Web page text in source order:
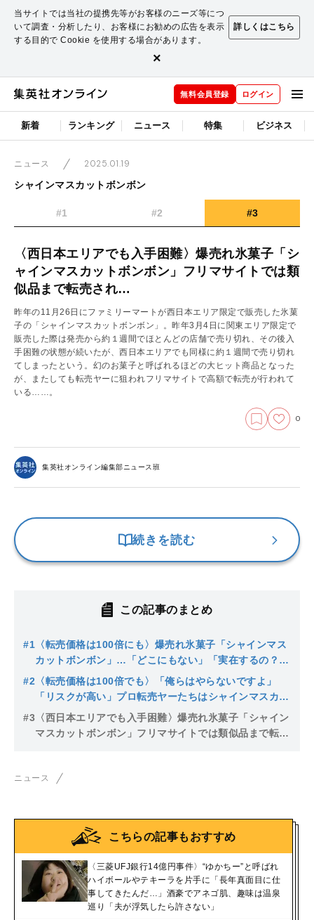
当サイトでは当社の提携先等がお客様のニーズ等につ
いて調査・分析したり、お客様にお勧めの広告を表示
する目的で Cookie を使用する場合があります。
詳しくはこちら
×
無料会員登録 ログイン
新着 ランキング ニュース 特集 ビジネス
ニュース
2025.01.19
シャインマスカットボンボン
#1 #2 #3
〈西日本エリアでも入手困難〉爆売れ氷菓子「シ
ャインマスカットボンボン」フリマサイトでは類
似品まで転売され…
昨年の11月26日にファミリーマートが西日本エリア限定で販売した氷菓
子の「シャインマスカットボンボン」。昨年3月4日に関東エリア限定で
販売した際は発売から約１週間でほとんどの店舗で売り切れ、その後入
手困難の状態が続いたが、西日本エリアでも同様に約１週間で売り切れ
てしまったという。幻のお菓子と呼ばれるほどの大ヒット商品となった
が、またしても転売ヤーに狙われフリマサイトで高額で転売が行われて
いる……。
0
集英社オンライン編集部ニュース班
続きを読む
この記事のまとめ
#1 〈転売価格は100倍にも〉爆売れ氷菓子「シャインマス
カットボンボン」…「どこにもない」「実在するの？」
「反抗期の娘に頼まれたけど見つからないよ」販売担当
者は「再販するかも未定です」
#2 〈転売価格は100倍でも〉「俺らはやらないですよ」
「リスクが高い」プロ転売ヤーたちはシャインマスカッ
トボンボンに興味なし！ 実際に転売している“ヤツ”ら
の正体とは…
#3 〈西日本エリアでも入手困難〉爆売れ氷菓子「シャイン
マスカットボンボン」フリマサイトでは類似品まで転売
ニュース
こちらの記事もおすすめ
〈三菱UFJ銀行14億円事件〉“ゆかちー”と呼ばれ
ハイボールやテキーラを片手に「長年真面目に仕
事してきたんだ…」酒豪でアネゴ肌、趣味は温泉
巡り「夫が浮気したら許さない」